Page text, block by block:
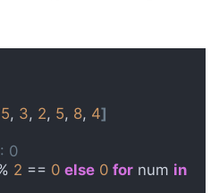
5, 3, 2, 5, 8, 4]
0
2 == 0 else 0 for num in